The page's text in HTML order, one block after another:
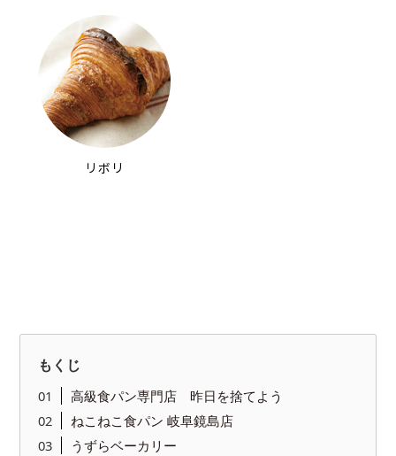
リボリ
もくじ
高級食パン専門店 昨日を捨てよう
ねこねこ食パン 岐阜鏡島店
うずらベーカリー